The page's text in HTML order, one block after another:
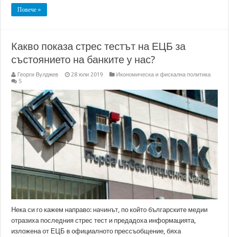
Повече »
Какво показа стрес тестът на ЕЦБ за
състоянието на банките у нас?
Георги Вулджев 28 юли 2019
Икономическа и фискална политика
5
Нека си го кажем направо: начинът, по който българските медии
отразиха последния стрес тест и предадоха информацията,
изложена от ЕЦБ в официалното прессъобщение, бяха